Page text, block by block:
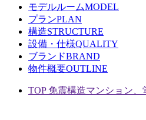
モデルルームMODEL
プランPLAN
構造STRUCTURE
設備・仕様QUALITY
ブランドBRAND
物件概要OUTLINE
TOP 免震構造マンション、